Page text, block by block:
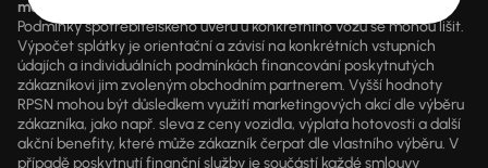
možné využít od 14.3.2020 do odvolání.
Podmínky spotřebitelského úvěru u konkrétního vozu se mohou lišit.
Výpočet splátky je orientační a závisí na konkrétních vstupních
údajích a individuálních podmínkách financování poskytnutých
zákazníkovi jim zvoleným obchodním partnerem. Vyšší hodnoty
RPSN mohou být důsledkem využití marketingových akcí dle výběru
zákazníka, jako např. sleva z ceny vozidla, výplata hotovosti a další
akční benefity, které může zákazník čerpat dle vlastního výběru. V
případě poskytnutí finanční služby je součástí každé smlouvy